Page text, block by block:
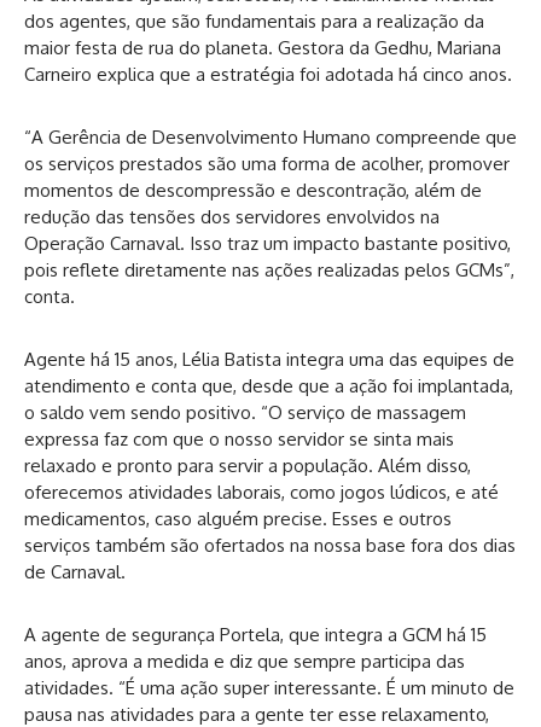
dos agentes, que são fundamentais para a realização da
maior festa de rua do planeta. Gestora da Gedhu, Mariana
Carneiro explica que a estratégia foi adotada há cinco anos.
“A Gerência de Desenvolvimento Humano compreende que
os serviços prestados são uma forma de acolher, promover
momentos de descompressão e descontração, além de
redução das tensões dos servidores envolvidos na
Operação Carnaval. Isso traz um impacto bastante positivo,
pois reflete diretamente nas ações realizadas pelos GCMs”,
conta.
Agente há 15 anos, Lélia Batista integra uma das equipes de
atendimento e conta que, desde que a ação foi implantada,
o saldo vem sendo positivo. “O serviço de massagem
expressa faz com que o nosso servidor se sinta mais
relaxado e pronto para servir a população. Além disso,
oferecemos atividades laborais, como jogos lúdicos, e até
medicamentos, caso alguém precise. Esses e outros
serviços também são ofertados na nossa base fora dos dias
de Carnaval.
A agente de segurança Portela, que integra a GCM há 15
anos, aprova a medida e diz que sempre participa das
atividades. “É uma ação super interessante. É um minuto de
pausa nas atividades para a gente ter esse relaxamento,